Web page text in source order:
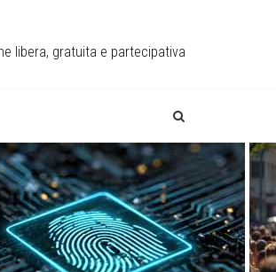
libera, gratuita e partecipativa